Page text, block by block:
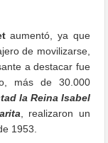
aumentó, ya que
de movilizarse,
a destacar fue
más de 30.000
la Reina Isabel
, realizaron un
1953.